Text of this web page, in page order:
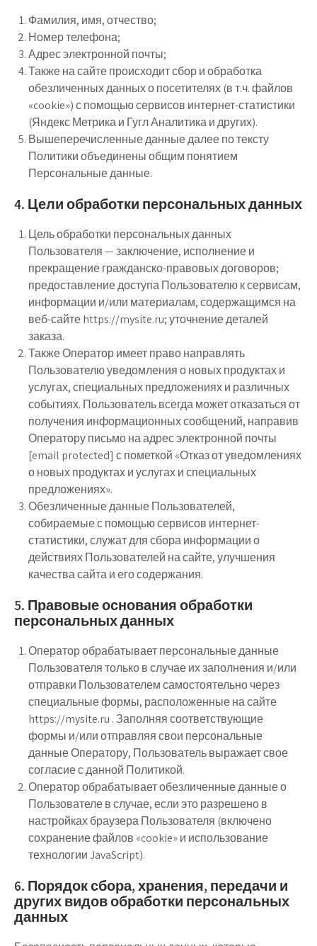
Фамилия, имя, отчество;
Номер телефона;
Адрес электронной почты;
Также на сайте происходит сбор и обработка
обезличенных данных о посетителях (в т.ч. файлов
«cookie») с помощью сервисов интернет-статистики
(Яндекс Метрика и Гугл Аналитика и других).
Вышеперечисленные данные далее по тексту
Политики объединены общим понятием
Персональные данные.
4. Цели обработки персональных данных
Цель обработки персональных данных
Пользователя — заключение, исполнение и
прекращение гражданско-правовых договоров;
предоставление доступа Пользователю к сервисам,
информации и/или материалам, содержащимся на
веб-сайте https://mysite.ru; уточнение деталей
заказа.
Также Оператор имеет право направлять
Пользователю уведомления о новых продуктах и
услугах, специальных предложениях и различных
событиях. Пользователь всегда может отказаться от
получения информационных сообщений, направив
Оператору письмо на адрес электронной почты
[email protected] с пометкой «Отказ от уведомлениях
о новых продуктах и услугах и специальных
предложениях».
Обезличенные данные Пользователей,
собираемые с помощью сервисов интернет-
статистики, служат для сбора информации о
действиях Пользователей на сайте, улучшения
качества сайта и его содержания.
5. Правовые основания обработки
персональных данных
Оператор обрабатывает персональные данные
Пользователя только в случае их заполнения и/или
отправки Пользователем самостоятельно через
специальные формы, расположенные на сайте
https://mysite.ru . Заполняя соответствующие
формы и/или отправляя свои персональные
данные Оператору, Пользователь выражает свое
согласие с данной Политикой.
Оператор обрабатывает обезличенные данные о
Пользователе в случае, если это разрешено в
настройках браузера Пользователя (включено
сохранение файлов «cookie» и использование
технологии JavaScript).
6. Порядок сбора, хранения, передачи и
других видов обработки персональных
данных